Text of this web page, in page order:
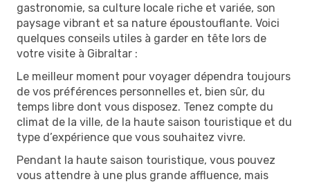
gastronomie, sa culture locale riche et variée, son
paysage vibrant et sa nature époustouflante. Voici
quelques conseils utiles à garder en tête lors de
votre visite à Gibraltar :
Le meilleur moment pour voyager dépendra toujours
de vos préférences personnelles et, bien sûr, du
temps libre dont vous disposez. Tenez compte du
climat de la ville, de la haute saison touristique et du
type d’expérience que vous souhaitez vivre.
Pendant la haute saison touristique, vous pouvez
vous attendre à une plus grande affluence, mais